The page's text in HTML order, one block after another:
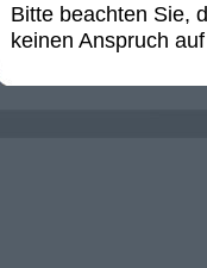
Bitte beachten Sie,
keinen Anspruch